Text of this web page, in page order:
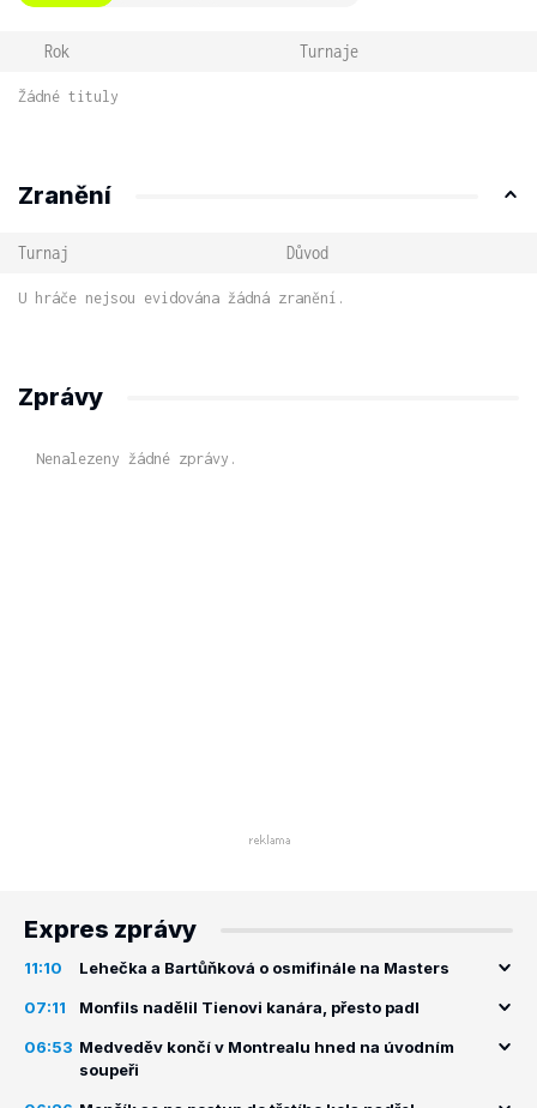
Rok Turnaje
Žádné tituly
Zranění
Turnaj Důvod
U hráče nejsou evidována žádná zranění.
Zprávy
Nenalezeny žádné zprávy.
Expres zprávy
11:10 Lehečka a Bartůňková o osmifinále na Masters
07:11 Monfils nadělil Tienovi kanára, přesto padl
06:53 Medveděv končí v Montrealu hned na úvodním
soupeři